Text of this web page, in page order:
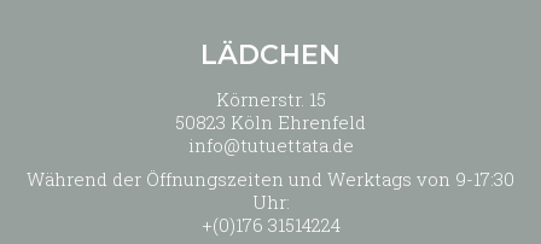
LÄDCHEN
Körnerstr. 15
50823 Köln Ehrenfeld
info@tutuettata.de
Während der Öffnungszeiten und Werktags von 9-17:30
Uhr:
+(0)176 31514224